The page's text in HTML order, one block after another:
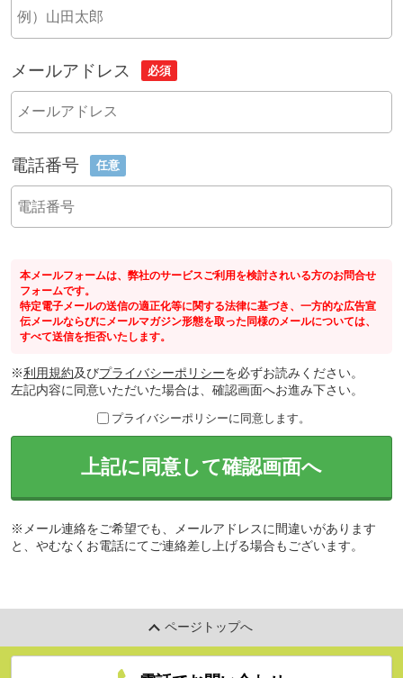
メールアドレス 必須
電話番号 任意
本メールフォームは、弊社のサービスご利用を検討されいる方のお問合せ
フォームです。
特定電子メールの送信の適正化等に関する法律に基づき、一方的な広告宣
伝メールならびにメールマガジン形態を取った同様のメールについては、
すべて送信を拒否いたします。
※利用規約及びプライバシーポリシーを必ずお読みください。
左記内容に同意いただいた場合は、確認画面へお進み下さい。
プライバシーポリシーに同意します。
上記に同意して確認画面へ
※メール連絡をご希望でも、メールアドレスに間違いがあります
と、やむなくお電話にてご連絡差し上げる場合もございます。
ページトップへ